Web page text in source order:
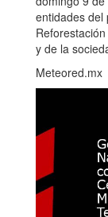
entidades del
y de la
Meteored.mx